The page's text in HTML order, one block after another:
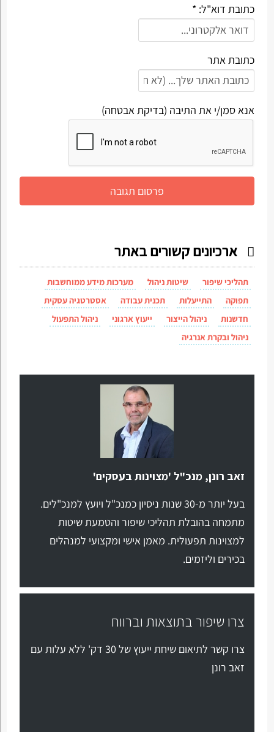
כתובת דוא"ל: *
כתובת אתר
אנא סמן/י את התיבה (בדיקת אבטחה)
ארכיונים קשורים באתר
תהליכי שיפור שיטות ניהול
מערכות מידע ממוחשבות
תפוקה
התייעלות תכנית עבודה
אסטרטגיה עסקית
חדשנות
ניהול הייצור ייעוץ ארגוני
ניהול התפעול
ניהול ובקרת אנרגיה
זאב רונן, מנכ"ל 'מצוינות בעסקים'
בעל יותר מ-30 שנות ניסיון כמנכ"ל ויועץ למנכ"לים.
מתמחה בהובלת תהליכי שיפור והטמעת שיטות
למצוינות תפעולית. מאמן אישי ומקצועי למנהלים
בכירים וליזמים.
צרו שיפור בתוצאות וברווח
צרו קשר לתיאום שיחת ייעוץ של 30 דק' ללא עלות עם
זאב רונן